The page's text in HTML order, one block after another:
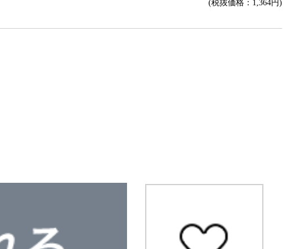
(税抜価格：1,364円)